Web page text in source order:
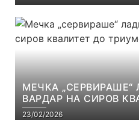
МЕЧКА
ВАРДАР НА СИРОВ
ВО АВТОКОМАНДА
23/02/2026